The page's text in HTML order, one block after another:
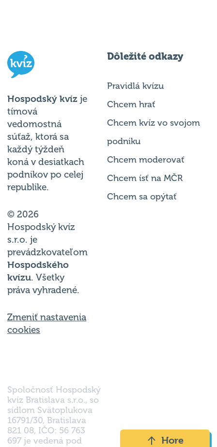
Hospodský kvíz je
tímová
vedomostná
súťaž, ktorá sa
každý týždeň
koná v desiatkach
podnikov po celej
republike.
© 2026
Hospodský kvíz
s.r.o. je
prevádzkovateľom
Hospodského
kvízu. Všetky
práva vyhradené.
Zmeniť nastavenia
cookies
Dôležité odkazy
Pravidlá kvízu
Chcem hrať
Chcem kvíz vo svojom
podniku
Chcem moderovať
Chcem ísť na MČR
Chcem sa opýtať
Spoločnosť Hospodský
kvíz Bratislava s.r.o., so
sídlom Svätoplukova
16791/30, Bratislava
821 08, IČO: 56 763
697 je vedená pod
Hore